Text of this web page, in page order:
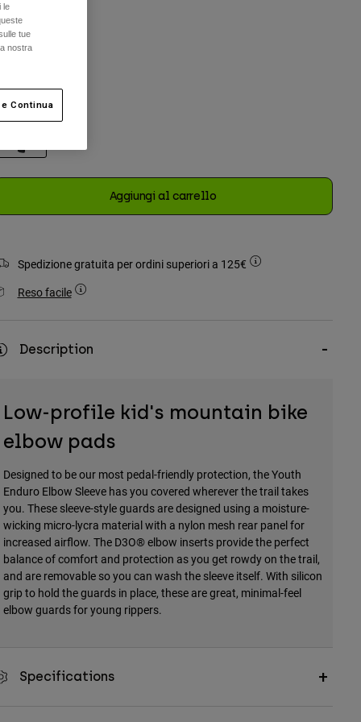
Taglia
Unica
selezionato
-Nero
Aggiungi al carrello
Spedizione gratuita per ordini superiori a 125€
Reso facile
Description
Low-profile kid's mountain bike
elbow pads
Designed to be our most pedal-friendly protection, the Youth
Enduro Elbow Sleeve has you covered wherever the trail takes
you. These sleeve-style guards are designed using a moisture-
wicking micro-lycra material with a nylon mesh rear panel for
increased airflow. The D3O® elbow inserts provide the perfect
balance of comfort and protection as you get rowdy on the trail,
and are removable so you can wash the sleeve itself. With silicon
grip to hold the guards in place, these are great, minimal-feel
elbow guards for young rippers.
Specifications
le
tue
nostra
Continua